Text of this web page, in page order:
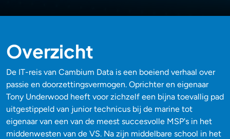
Overzicht
De IT-reis van Cambium Data is een boeiend verhaal over
passie en doorzettingsvermogen. Oprichter en eigenaar
Tony Underwood heeft voor zichzelf een bijna toevallig pad
uitgestippeld van junior technicus bij de marine tot
eigenaar van een van de meest succesvolle MSP's in het
middenwesten van de VS. Na zijn middelbare school in het